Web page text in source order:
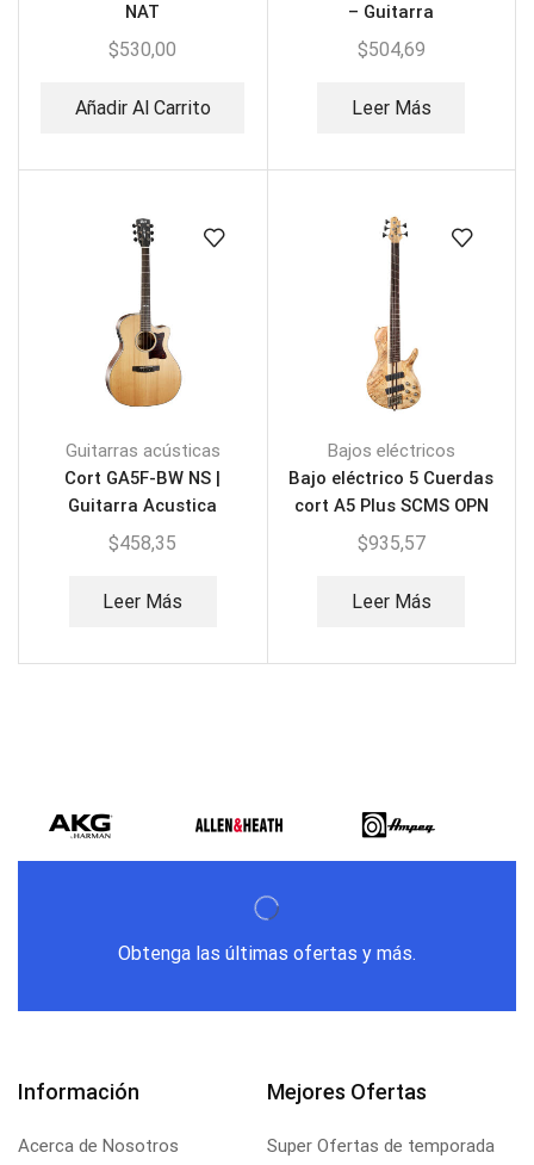
NAT
$530,00
Añadir Al Carrito
– Guitarra
Electroacústica
$504,69
Leer Más
Guitarras acústicas
Cort GA5F-BW NS |
Guitarra Acustica
$458,35
Leer Más
Bajos eléctricos
Bajo eléctrico 5 Cuerdas
cort A5 Plus SCMS OPN
(Incluye Estuche)
$935,57
Leer Más
Obtenga las últimas ofertas y más.
Información
Acerca de Nosotros
Mejores Ofertas
Super Ofertas de temporada